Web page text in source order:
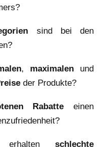
sind bei den
, maximalenund
der Produkte?
Rabatte einen
erhalten schlechte